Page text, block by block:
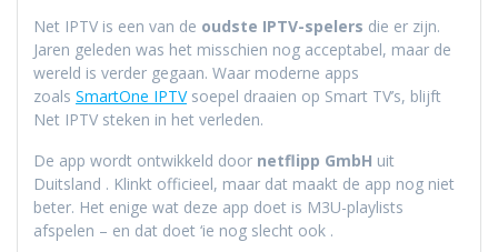
Net IPTV is een van de oudste IPTV-spelers die er zijn.
Jaren geleden was het misschien nog acceptabel, maar de
wereld is verder gegaan. Waar moderne apps
zoals SmartOne IPTVsoepel draaien op Smart TV’s, blijft
Net IPTV steken in het verleden.
De app wordt ontwikkeld door netflipp GmbH uit
Duitsland . Klinkt officieel, maar dat maakt de app nog niet
beter. Het enige wat deze app doet is M3U-playlists
afspelen – en dat doet ‘ie nog slecht ook .